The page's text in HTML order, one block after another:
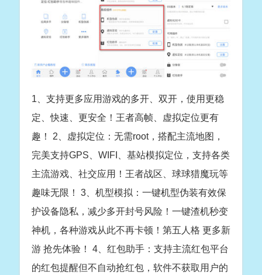
1、支持更多应用游戏的多开、双开，使用更稳
定、快速、更安全！王者高帧、虚拟定位更有
趣！ 2、虚拟定位：无需root，搭配主流地图，
完美支持GPS、WIFI、基站模拟定位，支持各类
主流游戏、社交应用！王者战区、球球猎魔玩等
趣味无限！ 3、机型模拟：一键机型伪装有效保
护设备隐私，减少多开封号风险！一键渣机秒变
神机，各种游戏从此不再卡顿！第五人格 更多新
游 抢先体验！ 4、红包助手：支持主流红包平台
的红包提醒但不自动抢红包，软件不获取用户的